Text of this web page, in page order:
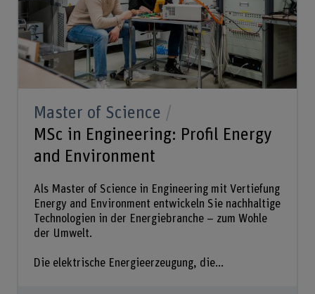
Master of Science
MSc in Engineering: Profil Energy
and Environment
Als Master of Science in Engineering mit Vertiefung
Energy and Environment entwickeln Sie nachhaltige
Technologien in der Energiebranche – zum Wohle
der Umwelt.
Die elektrische Energieerzeugung, die...